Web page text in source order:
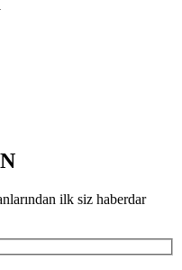
ilk siz haberdar